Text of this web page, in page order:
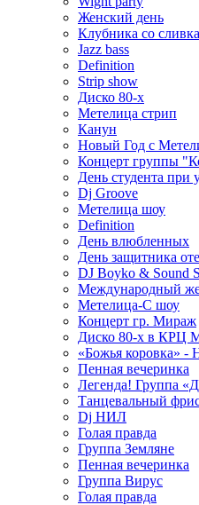
Женский день
Клубника со
Jazz bass
Definition
Strip show
Диско 80-х
Метелица стрип
Канун
Новый Год с
Концерт группы
День студента при
Dj Groove
Метелица шоу
Definition
День влюбленных
День защитника
DJ Boyko & Sound
Международный
Метелица-С шоу
Концерт гр. Мираж
Диско 80-х в КРЦ
«Божья коровка» -
Пенная вечеринка
Легенда! Группа
Танцевальный
Dj НИЛ
Голая правда
Группа Земляне
Пенная вечеринка
Группа Вирус
Голая правда